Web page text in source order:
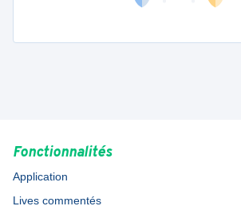
Fonctionnalités
Application
Lives commentés